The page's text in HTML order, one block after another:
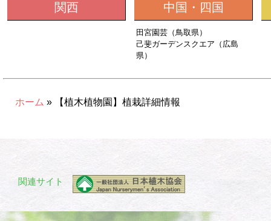
関西 中国・四国
田宮園芸（鳥取県）
己斐ガーデンスクエア（広島
県）
ホーム » 【植木植物園】植栽詳細情報
関連サイト